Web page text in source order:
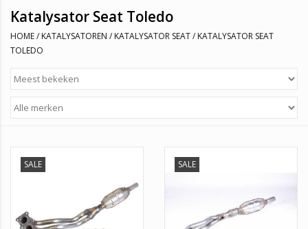
UNIVERSELE UITLAATDELEN
MERKEN
Katalysator Seat Toledo
HOME/ KATALYSATOREN / KATALYSATOR SEAT/ KATALYSATOR SEAT
TOLEDO
SALE SALE